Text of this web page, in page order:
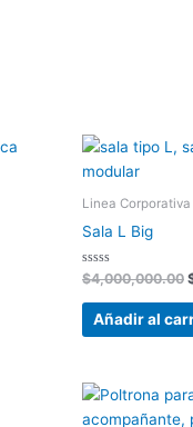
Linea Corporativa
Sala L Big
Valorado
con
0
$4,000,000.00
Añadir al